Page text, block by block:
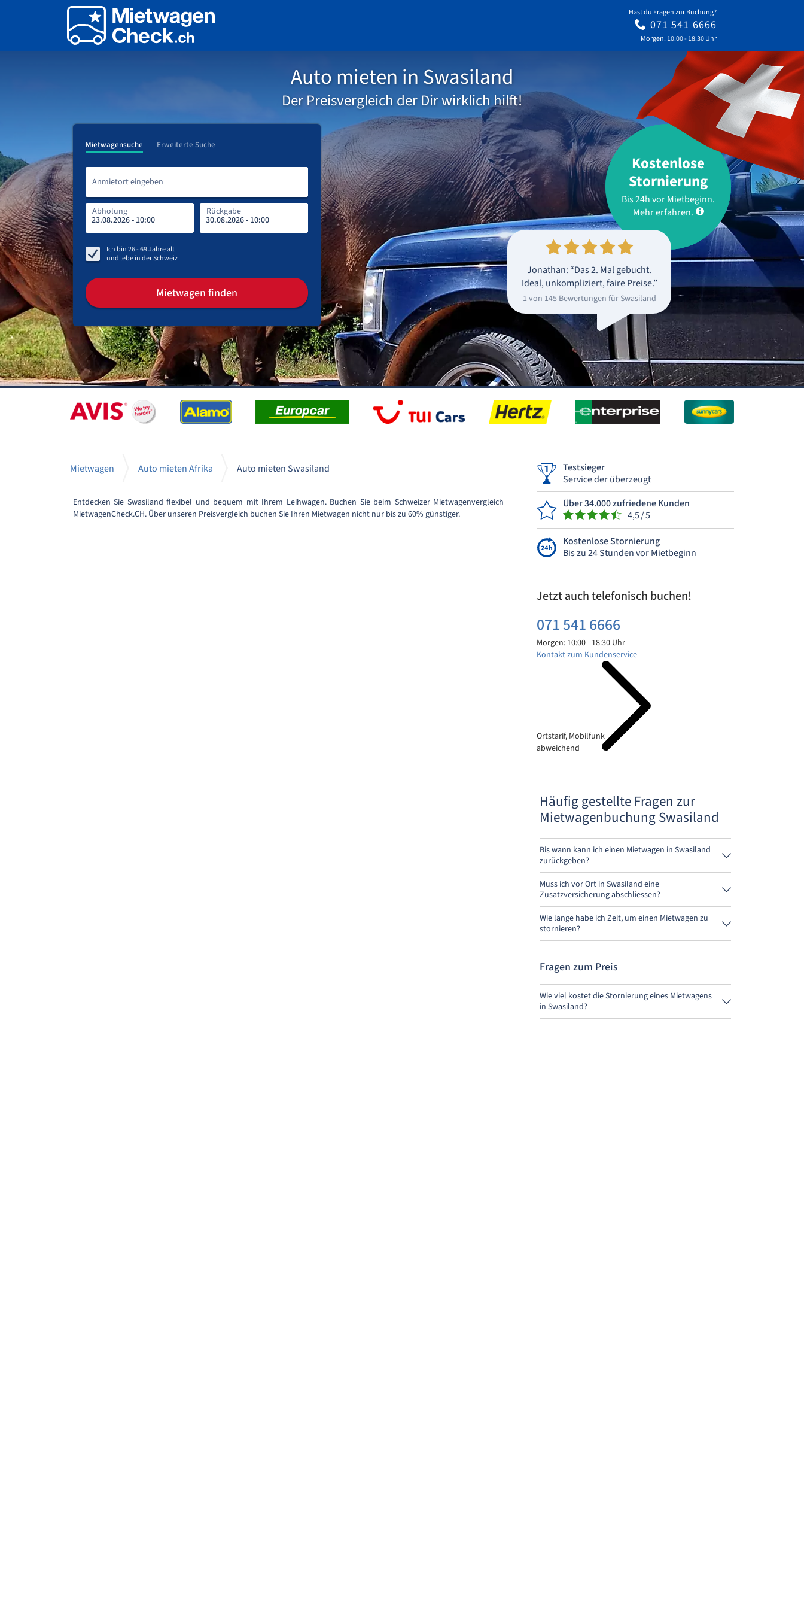
Hast du Fragen zur Buchung?
071 541 6666
Morgen: 10:00 - 18:30 Uhr
Auto mieten in Swasiland
Der Preisvergleich der Dir wirklich hilft!
Mietwagensuche Erweiterte Suche
Anmietort eingeben
Abholung Rückgabe
Anmietort eingeben
Rückgabeort
Abholung Rückgabe
Ich bin26 - 69Jahre alt
und lebe inder Schweiz
Mietwagen finden
Kostenlose
Stornierung
Bis 24h vor Mietbeginn.
Mehr erfahren.
Jonathan: “Das 2. Mal gebucht.
Ideal, unkompliziert, faire Preise.”
1 von 145 Bewertungen für Swasiland
Mietwagen Auto mieten Afrika Auto mieten Swasiland
Entdecken Sie Swasiland flexibel und bequem mit Ihrem Leihwagen. Buchen Sie beim Schweizer Mietwagenvergleich
MietwagenCheck.CH. Über unseren Preisvergleich buchen Sie Ihren Mietwagen nicht nur bis zu 60% günstiger.
Testsieger
Service der überzeugt
Über 34.000 zufriedene Kunden
4,5 / 5
Kostenlose Stornierung
Bis zu 24 Stunden vor Mietbeginn
Jetzt auch telefonisch buchen!
071 541 6666
Morgen: 10:00 - 18:30 Uhr
Ortstarif, Mobilfunk
abweichend
Kontakt zum Kundenservice
Häufig gestellte Fragen zur
Mietwagenbuchung Swasiland
Bis wann kann ich einen Mietwagen in Swasiland
zurückgeben?
Grundsätzlich kannst Du den Mietwagen zu jeder
Tageszeit zurückgeben. Wichtig ist nur, dass Du den
Mietwagen nicht später als bei der Buchung
angegeben, abgibst.
Muss ich vor Ort in Swasiland eine
Zusatzversicherung abschliessen?
Buche am besten über uns die Vollkaskoversicherung
ohne Selbstbeteiligung. So musst Du vor Ort keine
weitere Versicherung abschliessen.
Wie lange habe ich Zeit, um einen Mietwagen zu
stornieren?
Du hast bis zu 24 Stunden vor Anmietung innerhalb
Stornieren.
Fragen zum Preis
Wie viel kostet die Stornierung eines Mietwagens
in Swasiland?
Bis 24 Stunden vor Anmietung kostet die